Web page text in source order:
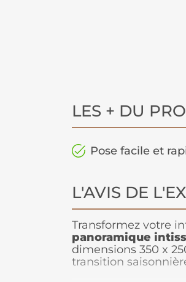
LES + DU
Pose facile et
L'AVIS DE
Transformez votre
panoramique
dimensions 350 x
transition